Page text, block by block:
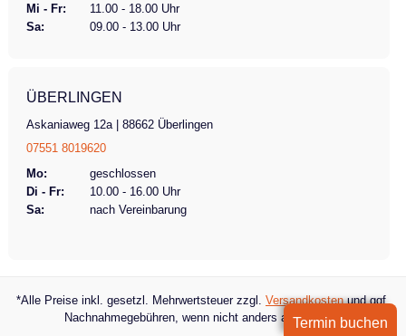
Termin buchen
Mi - Fr:
11.00 - 18.00 Uhr
Sa:
09.00 - 13.00 Uhr
ÜBERLINGEN
Askaniaweg 12a | 88662 Überlingen
07551 8019620
Mo:
geschlossen
Di - Fr:
10.00 - 16.00 Uhr
Sa:
nach Vereinbarung
*Alle Preise inkl. gesetzl. Mehrwertsteuer zzgl. Versandkostenund ggf.
Nachnahmegebühren, wenn nicht anders angegeben.